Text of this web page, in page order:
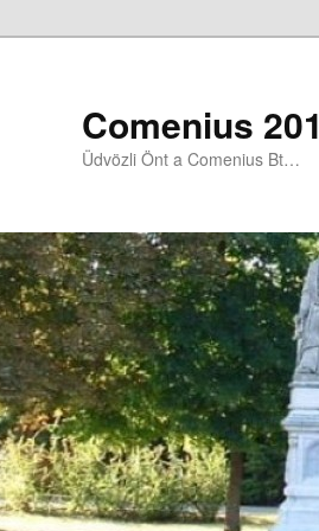
Comenius
Üdvözli Önt a Comenius Bt…